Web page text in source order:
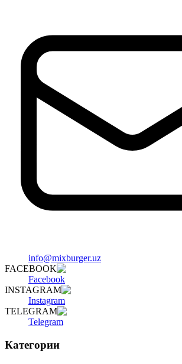
info@mixburger.uz
FACEBOOK
Facebook
INSTAGRAM
Instagram
TELEGRAM
Telegram
Категории